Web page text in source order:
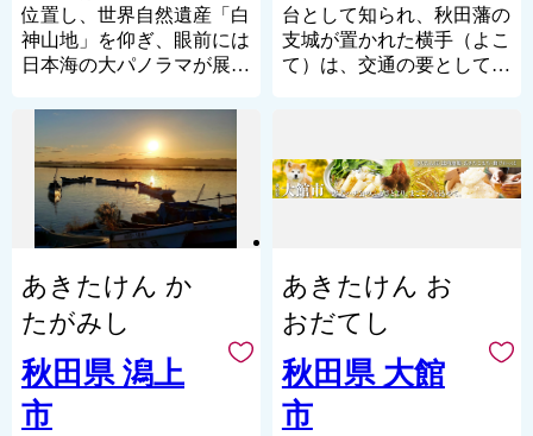
在市として十分なインフラ
やサービスが整っていま
す。
20万人以上のまち）の若
者・単身者部門で2年連続1
る環境も魅力です。
位置し、世界自然遺産「白
神山地」を仰ぎ、眼前には
日本海の大パノラマが展開
が森林で占められており、
その広大な森林は白神山地
の一部で、秋田白神県立自
然公園に指定されているエ
リアもあります。起伏に富
んだ八森地区の海岸も八森
れており、2つの県立自然
公園を有する自然豊かなと
ころです。また、JR五能
線と国道101号が日本海沿
いに並行し、南北を縦断、
ともに眺望の美しい見所が
台として知られ、秋田藩の
支城が置かれた横手（よこ
て）は、交通の要として発
秋田県随一と言われた繁栄
の歴史を伝える増田の町並
伝統的建造物群保存地区に
選定されています。
米麹を使用した「発酵文
化」も根付き、いぶりがっ
こなどの漬物や味噌を各家
庭で仕込んで食してきまし
あきたけん か
たがみし
秋田県 潟上
市
あきたけん お
おだてし
秋田県 大館
市